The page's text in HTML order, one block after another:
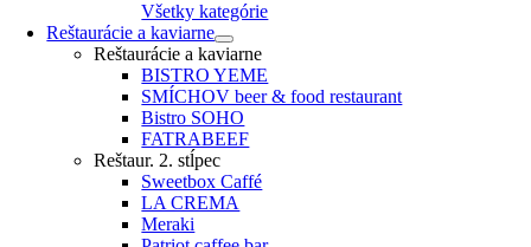
Všetky kategórie
Reštaurácie a kaviarne
Reštaurácie a kaviarne
BISTRO YEME
SMÍCHOV beer & food restaurant
Bistro SOHO
FATRABEEF
Reštaur. 2. stĺpec
Sweetbox Caffé
LA CREMA
Meraki